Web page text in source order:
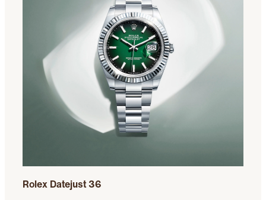
Rolex Datejust 36